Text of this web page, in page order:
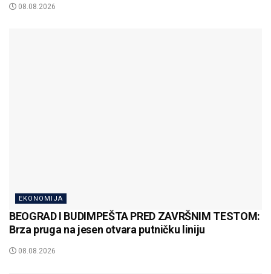
08.08.2026
EKONOMIJA
BEOGRAD I BUDIMPEŠTA PRED ZAVRŠNIM TESTOM:
Brza pruga na jesen otvara putničku liniju
08.08.2026